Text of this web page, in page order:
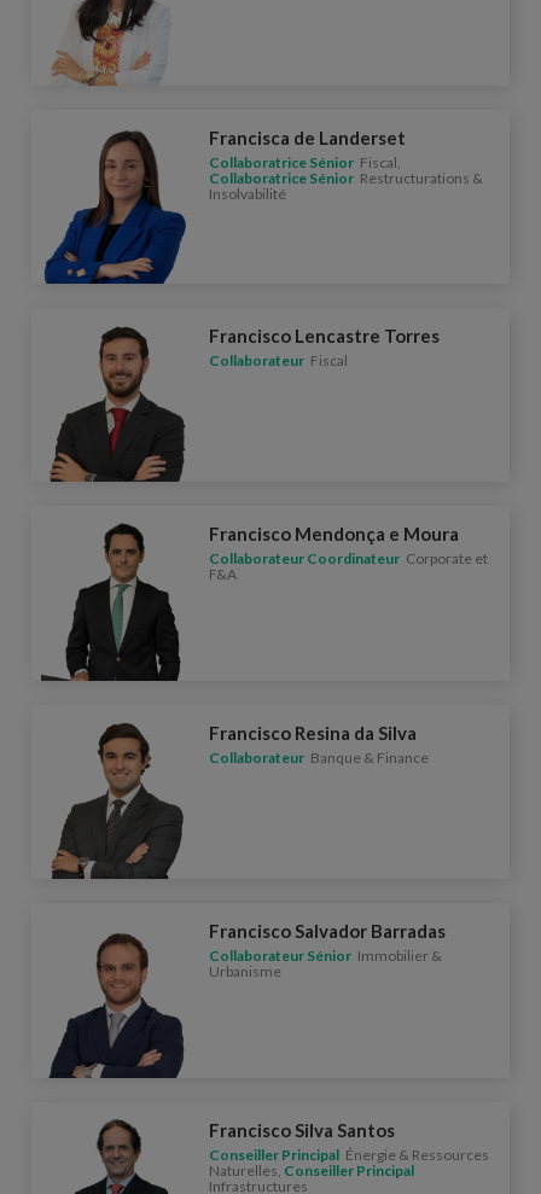
Francisca de Landerset
Collaboratrice Sénior Fiscal,
Collaboratrice Sénior Restructurations &
Insolvabilité
Francisco Lencastre Torres
Collaborateur Fiscal
Francisco Mendonça e Moura
Collaborateur Coordinateur Corporate et
F&A
Francisco Resina da Silva
Collaborateur Banque & Finance
Francisco Salvador Barradas
Collaborateur Sénior Immobilier &
Urbanisme
Francisco Silva Santos
Conseiller Principal Énergie & Ressources
Naturelles, Conseiller Principal
Infrastructures